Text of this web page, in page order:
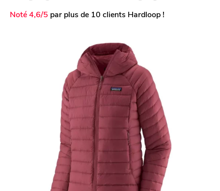
Noté 4,6/5 par plus de 10 clients Hardloop !